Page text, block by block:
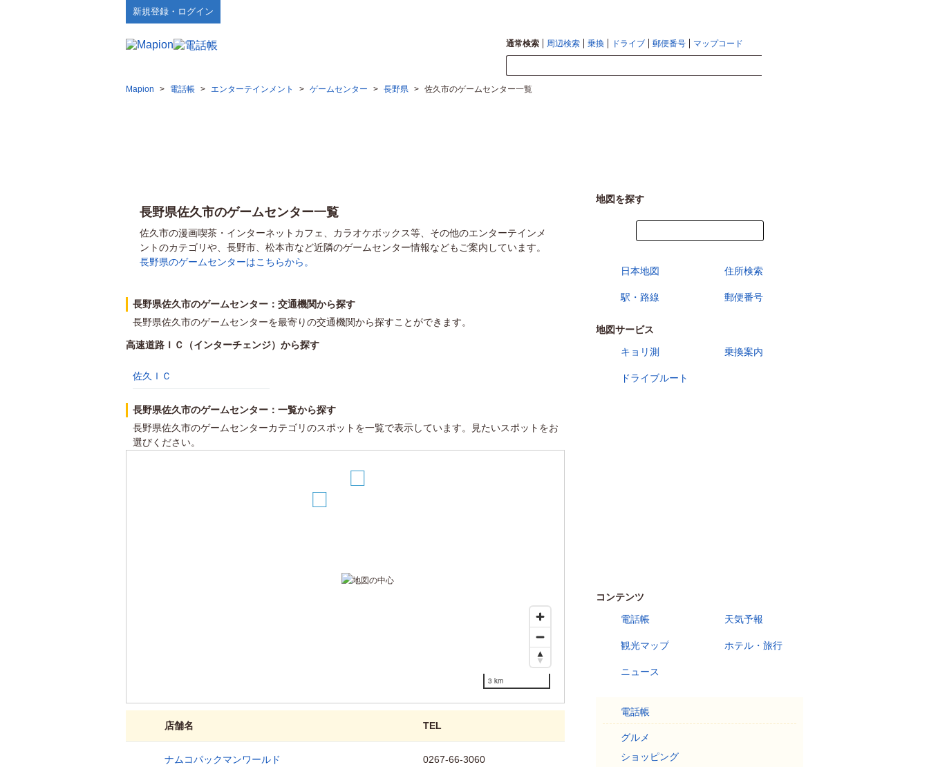
新規登録・ログイン
通常検索 周辺検索 乗換 ドライブ 郵便番号 マップコード
Mapion > 電話帳 > エンターテインメント > ゲームセンター > 長野県 > 佐久市のゲームセンター一覧
長野県佐久市のゲームセンター一覧
佐久市の漫画喫茶・インターネットカフェ、カラオケボックス等、その他のエンターテインメ
ントのカテゴリや、長野市、松本市など近隣のゲームセンター情報などもご案内しています。
長野県のゲームセンターはこちらから。
長野県佐久市のゲームセンター：交通機関から探す
長野県佐久市のゲームセンターを最寄りの交通機関から探すことができます。
高速道路ＩＣ（インターチェンジ）から探す
佐久ＩＣ
長野県佐久市のゲームセンター：一覧から探す
長野県佐久市のゲームセンターカテゴリのスポットを一覧で表示しています。見たいスポットをお
選びください。
3 km
店舗名 TEL
ナムコパックマンワールド 0267-66-3060
地図を探す
日本地図 住所検索
駅・路線 郵便番号
地図サービス
キョリ測
乗換案内
ドライブルート
コンテンツ
電話帳
天気予報
観光マップ ホテル・旅行
ニュース
電話帳
グルメ
ショッピング